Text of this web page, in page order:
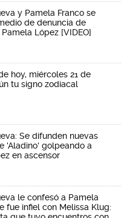
y Pamela Franco se
de denuncia de
López [VIDEO]
hoy, miércoles 21 de
tu signo zodiacal
Se difunden nuevas
'Aladino' golpeando a
en ascensor
le confesó a Pamela
fue infiel con Melissa Klug: